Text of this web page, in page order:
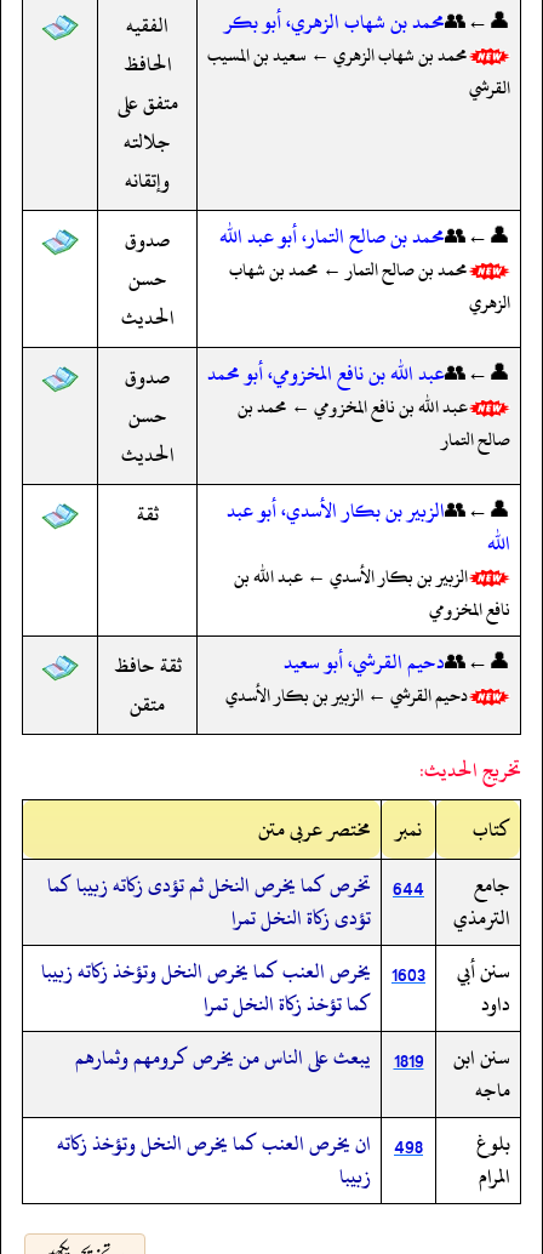
👤←👥محمد بن شهاب الزهري، أبو بكر
محمد بن شهاب الزهري ← سعيد بن المسيب
القرشي
الفقيه
الحافظ
متفق على
جلالته
وإتقانه
👤←👥محمد بن صالح التمار، أبو عبد الله
محمد بن صالح التمار ← محمد بن شهاب
الزهري
صدوق
حسن
الحديث
👤←👥عبد الله بن نافع المخزومي، أبو محمد
عبد الله بن نافع المخزومي ← محمد بن
صالح التمار
صدوق
حسن
الحديث
👤←👥الزبير بن بكار الأسدي، أبو عبد
الله
الزبير بن بكار الأسدي ← عبد الله بن
نافع المخزومي
ثقة
👤←👥دحيم القرشي، أبو سعيد
دحيم القرشي ← الزبير بن بكار الأسدي
ثقة حافظ
متقن
تخريج الحديث:
کتاب
نمبر
مختصر عربی متن
جامع
الترمذي
644 تخرص كما يخرص النخل ثم تؤدى زكاته زبيبا كما
تؤدى زكاة النخل تمرا
سنن أبي
داود
1603 يخرص العنب كما يخرص النخل وتؤخذ زكاته زبيبا
كما تؤخذ زكاة النخل تمرا
سنن ابن
ماجه
1819 يبعث على الناس من يخرص كرومهم وثمارهم
بلوغ
المرام
498
ان يخرص العنب كما يخرص النخل وتؤخذ زكاته
زبيبا